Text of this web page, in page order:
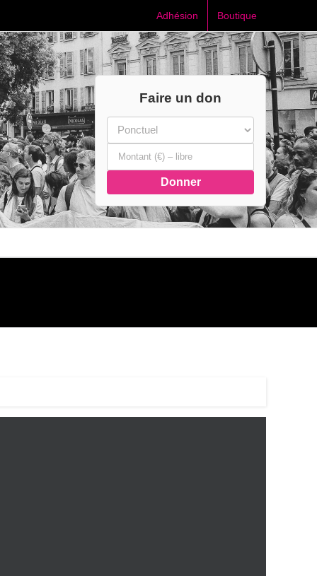
Adhésion Boutique
Faire un don
Donner